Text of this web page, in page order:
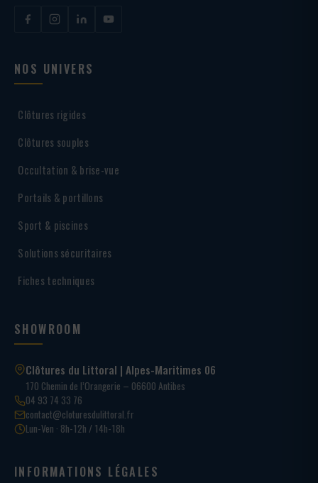
NOS UNIVERS
Clôtures rigides
Clôtures souples
Occultation & brise-vue
Portails & portillons
Sport & piscines
Solutions sécuritaires
Fiches techniques
SHOWROOM
Clôtures du Littoral | Alpes-Maritimes 06
170 Chemin de l’Orangerie – 06600 Antibes
04 93 74 33 76
contact@cloturesdulittoral.fr
Lun-Ven · 8h-12h / 14h-18h
INFORMATIONS LÉGALES